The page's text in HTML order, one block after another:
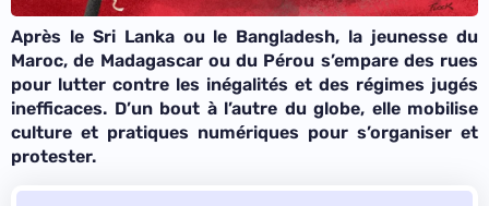
Après le Sri Lanka ou le Bangladesh, la jeunesse du
Maroc, de Madagascar ou du Pérou s’empare des rues
pour lutter contre les inégalités et des régimes jugés
inefficaces. D’un bout à l’autre du globe, elle mobilise
culture et pratiques numériques pour s’organiser et
protester.